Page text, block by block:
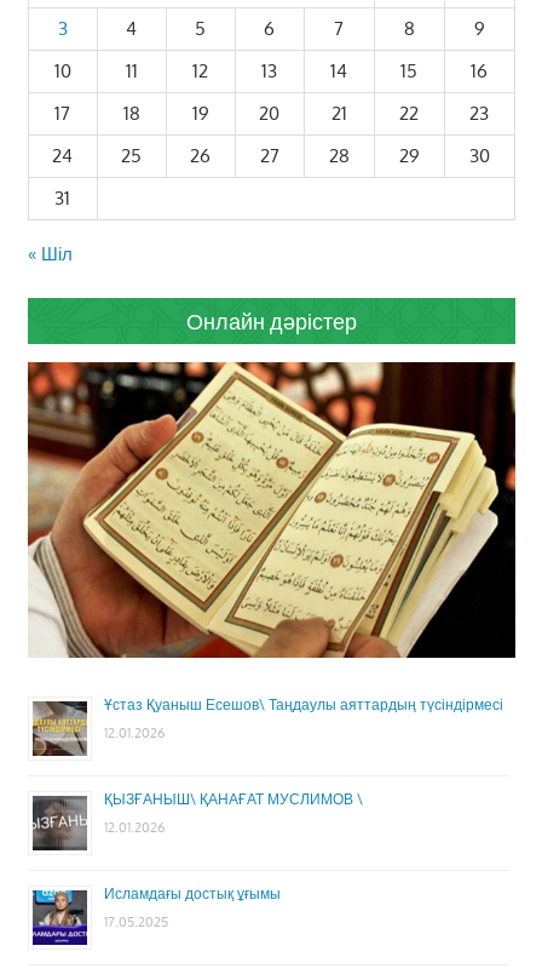
3
4 5 6 7 8
9
10
11 12 13 14 15
16
17
18 19 20 21 22
23
24
25 26 27 28 29
30
31
« Шіл
Онлайн дәрістер
Ұстаз Қуаныш Есешов\ Таңдаулы аяттардың түсіндірмесі
12.01.2026
ҚЫЗҒАНЫШ\ ҚАНАҒАТ МУСЛИМОВ \
12.01.2026
Исламдағы достық ұғымы
17.05.2025